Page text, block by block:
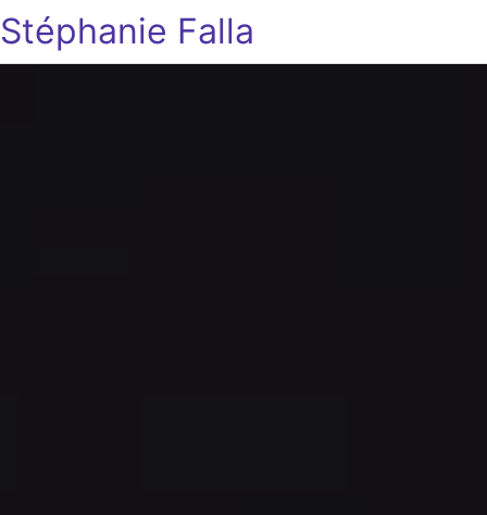
Stéphanie Falla